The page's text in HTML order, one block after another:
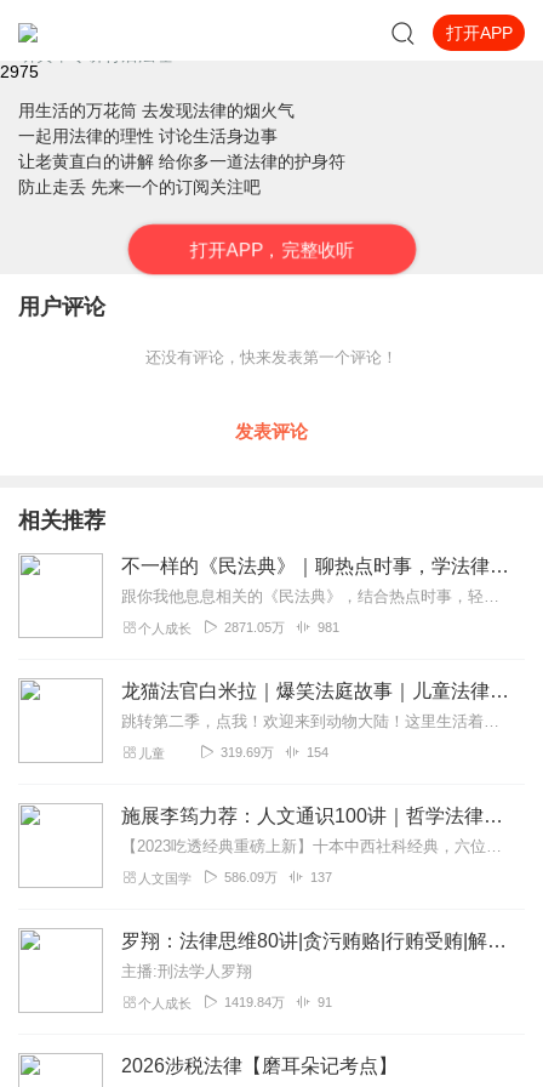
打开APP
法律在哪里
2975
用生活的万花筒 去发现法律的烟火气
一起用法律的理性 讨论生活身边事
让老黄直白的讲解 给你多一道法律的护身符
防止走丢 先来一个的订阅关注吧
打开APP，完整收听
用户评论
还没有评论，快来发表第一个评论！
发表评论
相关推荐
不一样的《民法典》｜聊热点时事，学法律知识
跟你我他息息相关的《民法典》，结合热点时事，轻松学法律！学法以明志，懂法以护己。欢迎关注主播、订阅专辑、参与互动讨论！获取更多法律知识、法律咨询，欢迎加入>>曹...
个人成长 2871.05万 981
龙猫法官白米拉｜爆笑法庭故事｜儿童法律启蒙
跳转第二季，点我！欢迎来到动物大陆！这里生活着成千上万种动物，当然，也就有着成千上万种麻烦！为了解决这些麻烦，森林法院派出了一支特别的移动法庭小队，他们正驾驶着...
儿童 319.69万 154
施展李筠力荐：人文通识100讲｜哲学法律经济历史
【2023吃透经典重磅上新】十本中西社科经典，六位名校顶级学者，助你突破认知瓶颈>>【推翻学术的高墙，还原生活的真相】这门课不教你艰涩的理论，只和你说最朴素的问...
人文国学 586.09万 137
罗翔：法律思维80讲|贪污贿赂|行贿受贿|解读反贪大案细节
主播:刑法学人罗翔
个人成长 1419.84万 91
2026涉税法律【磨耳朵记考点】